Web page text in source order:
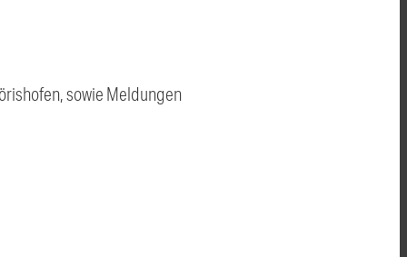
sowie Meldungen